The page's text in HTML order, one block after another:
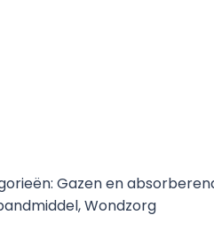
Gazen en
,Wondzorg